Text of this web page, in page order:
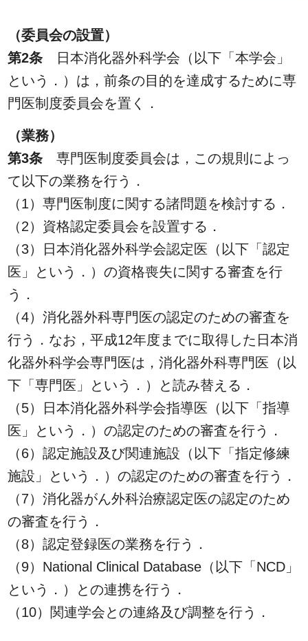
（委員会の設置）
第2条 日本消化器外科学会（以下「本学会」
という．）は，前条の目的を達成するために専
門医制度委員会を置く．
（業務）
第3条 専門医制度委員会は，この規則によっ
て以下の業務を行う．
（1）専門医制度に関する諸問題を検討する．
（2）資格認定委員会を設置する．
（3）日本消化器外科学会認定医（以下「認定
医」という．）の資格喪失に関する審査を行
う．
（4）消化器外科専門医の認定のための審査を
行う．なお，平成12年度までに取得した日本消
化器外科学会専門医は，消化器外科専門医（以
下「専門医」という．）と読み替える．
（5）日本消化器外科学会指導医（以下「指導
医」という．）の認定のための審査を行う．
（6）認定施設及び関連施設（以下「指定修練
施設」という．）の認定のための審査を行う．
（7）消化器がん外科治療認定医の認定のため
の審査を行う．
（8）認定登録医の業務を行う．
（9）National Clinical Database（以下「NCD」
という．）との連携を行う．
（10）関連学会との連絡及び調整を行う．